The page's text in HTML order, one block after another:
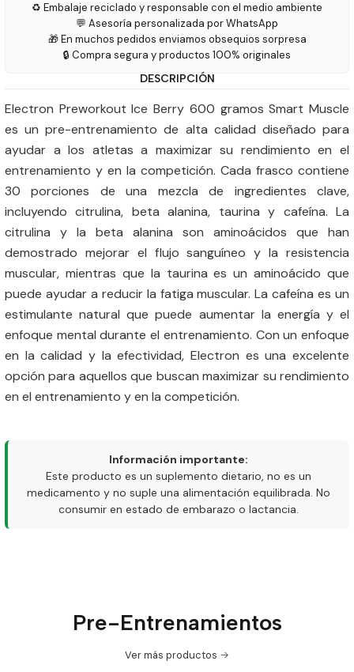
♻️ Embalaje reciclado y responsable con el medio ambiente
💬 Asesoría personalizada por WhatsApp
🎁 En muchos pedidos enviamos obsequios sorpresa
🔒 Compra segura y productos 100% originales
DESCRIPCIÓN
Electron Preworkout Ice Berry 600 gramos Smart Muscle
es un pre-entrenamiento de alta calidad diseñado para
ayudar a los atletas a maximizar su rendimiento en el
entrenamiento y en la competición. Cada frasco contiene
30 porciones de una mezcla de ingredientes clave,
incluyendo citrulina, beta alanina, taurina y cafeína. La
citrulina y la beta alanina son aminoácidos que han
demostrado mejorar el flujo sanguíneo y la resistencia
muscular, mientras que la taurina es un aminoácido que
puede ayudar a reducir la fatiga muscular. La cafeína es un
estimulante natural que puede aumentar la energía y el
enfoque mental durante el entrenamiento. Con un enfoque
en la calidad y la efectividad, Electron es una excelente
opción para aquellos que buscan maximizar su rendimiento
en el entrenamiento y en la competición.
Información importante:
Este producto es un suplemento dietario, no es un
medicamento y no suple una alimentación equilibrada. No
consumir en estado de embarazo o lactancia.
Pre-Entrenamientos
Ver más productos